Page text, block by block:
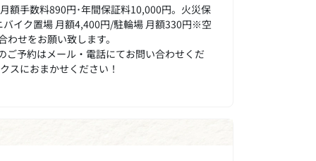
額手数料890円･年間保証料10,000円。火災保
イク置場 月額4,400円/駐輪場 月額330円※空
せをお願い致します。
予約はメール・電話にてお問い合わせくだ
スにおまかせください！